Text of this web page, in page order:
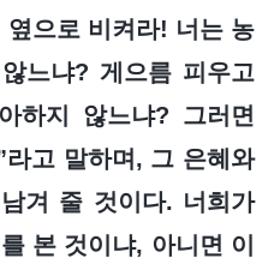
으로 비켜라! 너는 농
느냐? 게으름 피우고
하지 않느냐? 그러면
고 말하며, 그 은혜와
겨 줄 것이다. 너희가
본 것이냐, 아니면 이